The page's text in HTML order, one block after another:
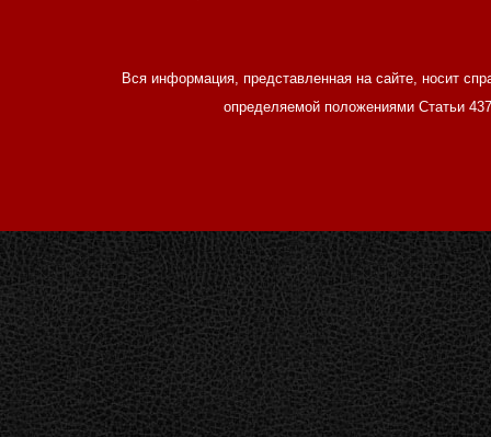
Вся информация, представленная на сайте, носит
определяемой положениями Статьи